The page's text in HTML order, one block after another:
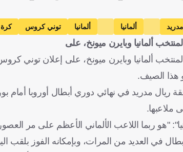
ألمانيا ألمانيا توني كروس
ألمانيا وبايرن ميونخ، على
لمنتخب ألمانيا وبايرن ميونخ، على إعلان توني
هذا الصيف.
ملاعبها.
"هو ربما اللاعب الألماني الأعظم على مر
في العديد من المرات، وبإمكانه الفوز بلقب